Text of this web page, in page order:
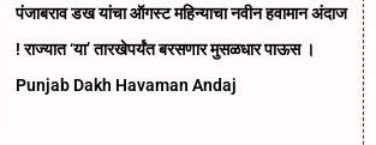
पंजाबराव डख यांचा ऑगस्ट महिन्याचा नवीन हवामान अंदाज
! राज्यात ‘या’ तारखेपर्यंत बरसणार मुसळधार पाऊस ।
Punjab Dakh Havaman Andaj